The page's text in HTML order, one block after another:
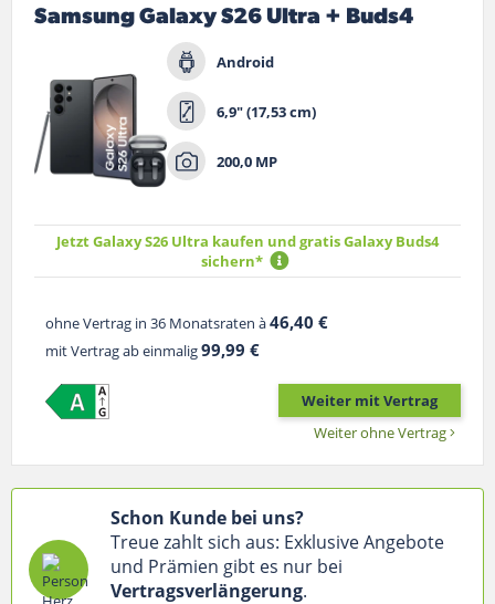
Samsung Galaxy S26 Ultra + Buds4
Android
6,9" (17,53 cm)
200,0 MP
Jetzt Galaxy S26 Ultra kaufen und gratis Galaxy Buds4
sichern*
ohne Vertrag in 36 Monatsraten à46,40 €
mit Vertrag ab einmalig99,99 €
Weiter mit Vertrag
Weiter ohne Vertrag
Schon Kunde bei uns?
Treue zahlt sich aus: Exklusive Angebote
und Prämien gibt es nur bei
Vertragsverlängerung.